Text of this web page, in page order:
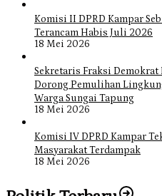
Komisi II DPRD Kampar
Terancam Habis Juli 2026
18 Mei 2026
Sekretaris Fraksi Demokrat
Dorong Pemulihan
Warga Sungai Tapung
18 Mei 2026
Komisi IV DPRD Kampar
Masyarakat Terdampak
18 Mei 2026